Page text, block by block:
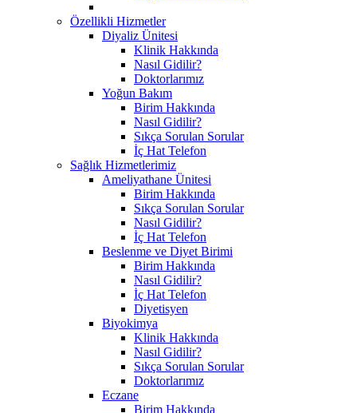
Özellikli Hizmetler
Diyaliz Ünitesi
Klinik Hakkında
Nasıl Gidilir?
Doktorlarımız
Yoğun Bakım
Birim Hakkında
Nasıl Gidilir?
Sıkça Sorulan Sorular
İç Hat Telefon
Sağlık Hizmetlerimiz
Ameliyathane Ünitesi
Birim Hakkında
Sıkça Sorulan Sorular
Nasıl Gidilir?
İç Hat Telefon
Beslenme ve Diyet Birimi
Birim Hakkında
Nasıl Gidilir?
İç Hat Telefon
Diyetisyen
Biyokimya
Klinik Hakkında
Nasıl Gidilir?
Sıkça Sorulan Sorular
Doktorlarımız
Eczane
Birim Hakkında